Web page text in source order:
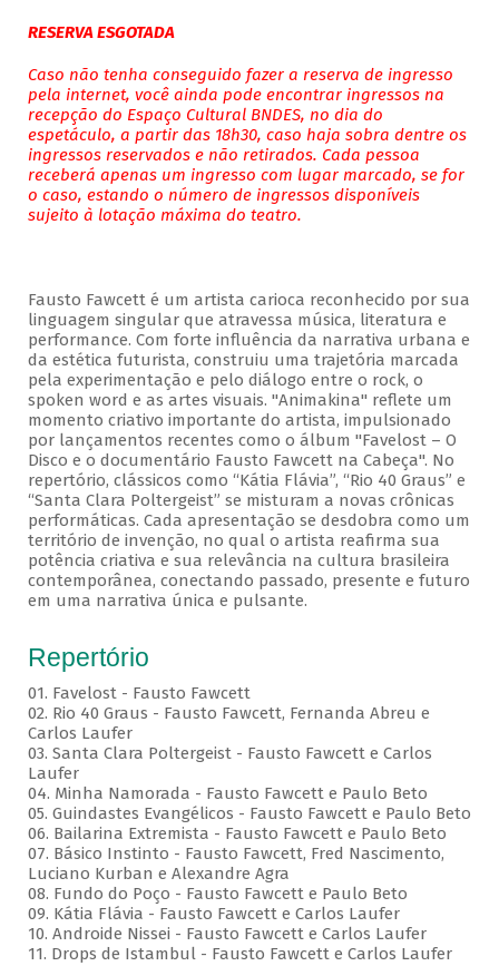
RESERVA ESGOTADA
Caso não tenha conseguido fazer a reserva de ingresso
pela internet, você ainda pode encontrar ingressos na
recepção do Espaço Cultural BNDES, no dia do
espetáculo, a partir das 18h30, caso haja sobra dentre os
ingressos reservados e não retirados. Cada pessoa
receberá apenas um ingresso com lugar marcado, se for
o caso, estando o número de ingressos disponíveis
sujeito à lotação máxima do teatro.
Fausto Fawcett é um artista carioca reconhecido por sua
linguagem singular que atravessa música, literatura e
performance. Com forte influência da narrativa urbana e
da estética futurista, construiu uma trajetória marcada
pela experimentação e pelo diálogo entre o rock, o
spoken word e as artes visuais. "Animakina" reflete um
momento criativo importante do artista, impulsionado
por lançamentos recentes como o álbum "Favelost – O
Disco e o documentário Fausto Fawcett na Cabeça". No
repertório, clássicos como “Kátia Flávia”, “Rio 40 Graus” e
“Santa Clara Poltergeist” se misturam a novas crônicas
performáticas. Cada apresentação se desdobra como um
território de invenção, no qual o artista reafirma sua
potência criativa e sua relevância na cultura brasileira
contemporânea, conectando passado, presente e futuro
em uma narrativa única e pulsante.
Repertório
01. Favelost - Fausto Fawcett
02. Rio 40 Graus - Fausto Fawcett, Fernanda Abreu e
Carlos Laufer
03. Santa Clara Poltergeist - Fausto Fawcett e Carlos
Laufer
04. Minha Namorada - Fausto Fawcett e Paulo Beto
05. Guindastes Evangélicos - Fausto Fawcett e Paulo Beto
06. Bailarina Extremista - Fausto Fawcett e Paulo Beto
07. Básico Instinto - Fausto Fawcett, Fred Nascimento,
Luciano Kurban e Alexandre Agra
08. Fundo do Poço - Fausto Fawcett e Paulo Beto
09. Kátia Flávia - Fausto Fawcett e Carlos Laufer
10. Androide Nissei - Fausto Fawcett e Carlos Laufer
11. Drops de Istambul - Fausto Fawcett e Carlos Laufer